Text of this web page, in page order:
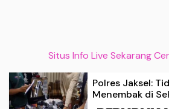
Situs Info Live Sekarang
Polres Jaksel:
Menembak di